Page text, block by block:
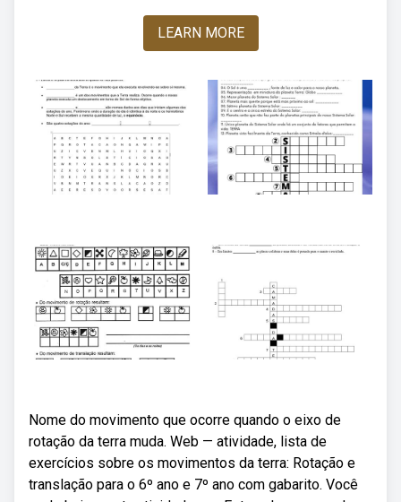
LEARN MORE
Nome do movimento que ocorre quando o eixo de
rotação da terra muda. Web — atividade, lista de
exercícios sobre os movimentos da terra: Rotação e
translação para o 6º ano e 7º ano com gabarito. Você